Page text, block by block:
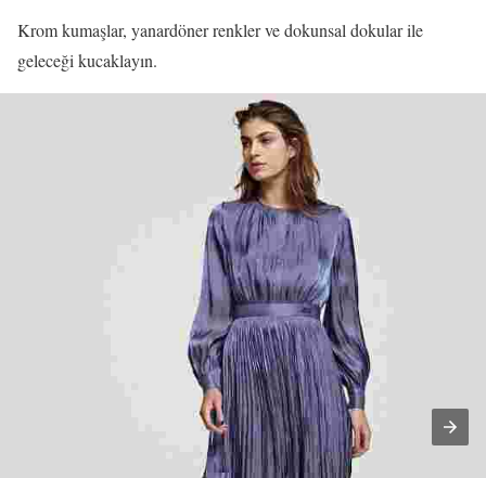
Krom kumaşlar, yanardöner renkler ve dokunsal dokular ile
geleceği kucaklayın.